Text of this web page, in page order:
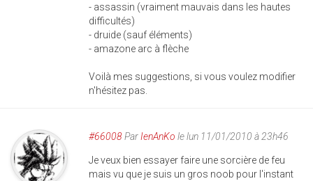
- assassin (vraiment mauvais dans les hautes
difficultés)
- druide (sauf éléments)
- amazone arc à flèche
Voilà mes suggestions, si vous voulez modifier
n'hésitez pas.
#66008Par IenAnKo le lun 11/01/2010 à 23h46
Je veux bien essayer faire une sorcière de feu
mais vu que je suis un gros noob pour l'instant